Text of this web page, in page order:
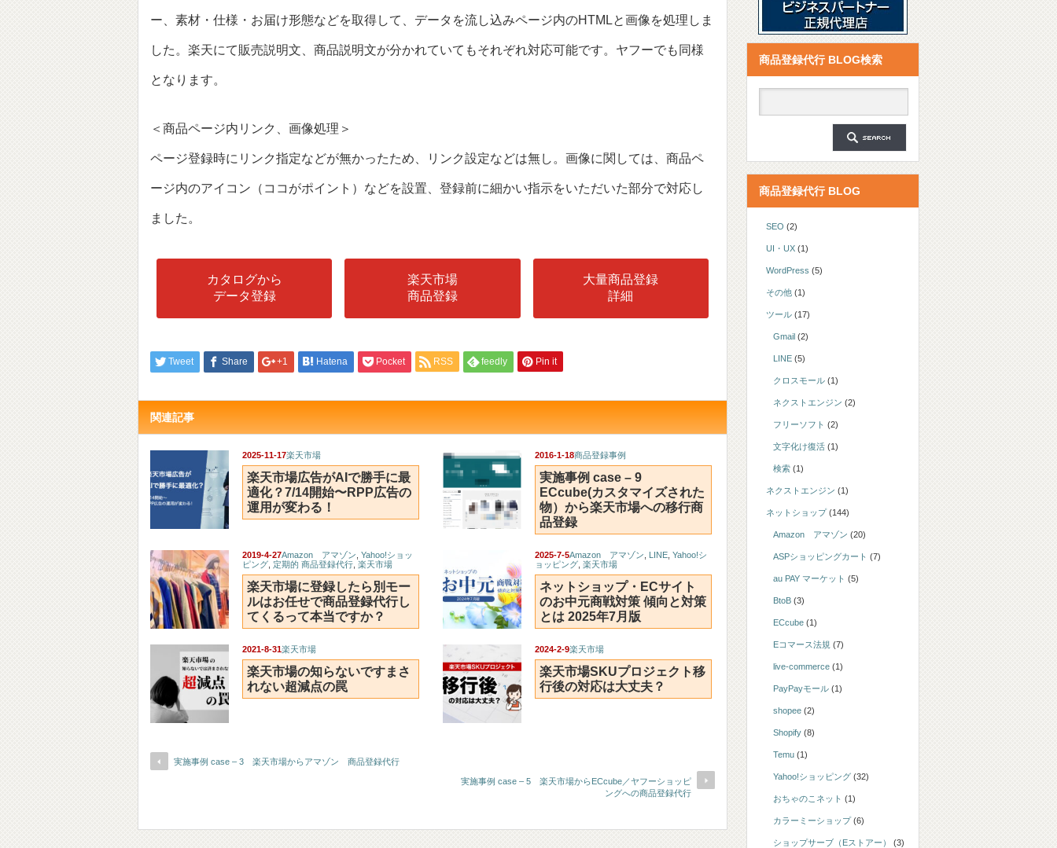
ー、素材・仕様・お届け形態などを取得して、データを流し込みページ内のHTMLと画像を処理しま
した。楽天にて販売説明文、商品説明文が分かれていてもそれぞれ対応可能です。ヤフーでも同様
となります。
＜商品ページ内リンク、画像処理＞
ページ登録時にリンク指定などが無かったため、リンク設定などは無し。画像に関しては、商品ペ
ージ内のアイコン（ココがポイント）などを設置、登録前に細かい指示をいただいた部分で対応し
ました。
カタログから
データ登録
楽天市場
商品登録
大量商品登録
詳細
Tweet Share +1 Hatena Pocket RSS feedly Pin it
関連記事
2025-11-17楽天市場
楽天市場広告がAIで勝手に最
適化？7/14開始〜RPP広告の
運用が変わる！
2016-1-18商品登録事例
実施事例 case – 9
ECcube(カスタマイズされた
物）から楽天市場への移行商
品登録
2019-4-27Amazon アマゾン Yahoo!ショッ
ピング 定期的 商品登録代行 楽天市場
楽天市場に登録したら別モー
ルはお任せで商品登録代行し
てくるって本当ですか？
2025-7-5Amazon アマゾン LINE Yahoo!シ
ョッピング 楽天市場
ネットショップ・ECサイト
のお中元商戦対策 傾向と対策
とは 2025年7月版
2021-8-31楽天市場
楽天市場の知らないですまさ
れない超減点の罠
2024-2-9楽天市場
楽天市場SKUプロジェクト移
行後の対応は大丈夫？
実施事例 case – 3 楽天市場からアマゾン 商品登録代行
実施事例 case – 5 楽天市場からECcube／ヤフーショッピ
ングへの商品登録代行
商品登録代行 BLOG検索
商品登録代行 BLOG
SEO (2)
UI・UX (1)
WordPress (5)
その他 (1)
ツール (17)
Gmail (2)
LINE (5)
クロスモール (1)
ネクストエンジン (2)
フリーソフト (2)
文字化け復活 (1)
検索 (1)
ネクストエンジン (1)
ネットショップ(144)
Amazon アマゾン (20)
ASPショッピングカート (7)
au PAY マーケット (5)
BtoB (3)
ECcube (1)
Eコマース法規 (7)
live-commerce (1)
PayPayモール (1)
shopee (2)
Shopify (8)
Temu (1)
Yahoo!ショッピング (32)
おちゃのこネット (1)
カラーミーショップ(6)
ショップサーブ（Eストアー） (3)